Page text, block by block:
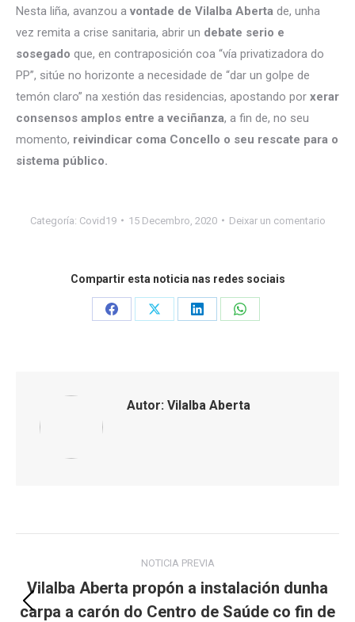
Nesta liña, avanzou a vontade de Vilalba Aberta de, unha
vez remita a crise sanitaria, abrir un debate serio e
sosegado que, en contraposición coa “vía privatizadora do
PP”, sitúe no horizonte a necesidade de “dar un golpe de
temón claro” na xestión das residencias, apostando por xerar
consensos amplos entre a veciñanza, a fin de, no seu
momento, reivindicar coma Concello o seu rescate para o
sistema público.
Categoría: Covid19 15 Decembro, 2020 Deixar un comentario
Compartir esta noticia nas redes sociais
Share
Share
Share
Share
Autor: Vilalba Aberta
navigation
NOTICIA PREVIA
Previous
Vilalba Aberta propón a instalación dunha
carpa a carón do Centro de Saúde co fin de